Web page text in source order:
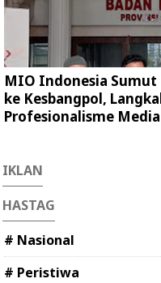
MIO Indonesia Sumut
ke Kesbangpol,
Profesionalisme
IKLAN
HASTAG
# Nasional
# Peristiwa